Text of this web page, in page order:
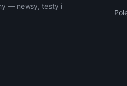
— newsy, testy i